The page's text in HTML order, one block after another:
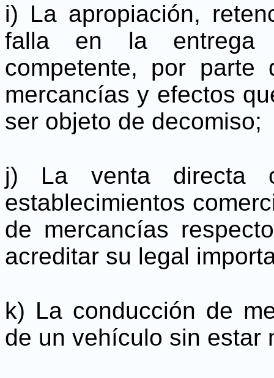
i) La apropiación,
falla en la entrega
competente, por
mercancías y efectos
ser objeto de decomiso;
j) La venta directa
establecimientos
de mercancías
acreditar su legal
k) La conducción de
de un vehículo sin estar